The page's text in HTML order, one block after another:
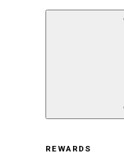
サステナ
サステナビ
REWARDS